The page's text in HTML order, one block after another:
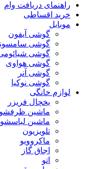
راهنمای دریافت وام
خرید اقساطی
موبایل
گوشی آیفون
گوشی
گوشی
گوشی هواوی
گوشی آنر
گوشی نوکیا
لوازم خانگی
یخچال فریزر
ماشین
ماشین
تلویزیون
ماکروویو
اجاق گاز
اتو